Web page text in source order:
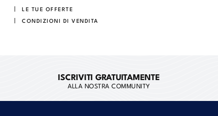
LE TUE OFFERTE
CONDIZIONI DI VENDITA
ISCRIVITI GRATUITAMENTE
ALLA NOSTRA COMMUNITY